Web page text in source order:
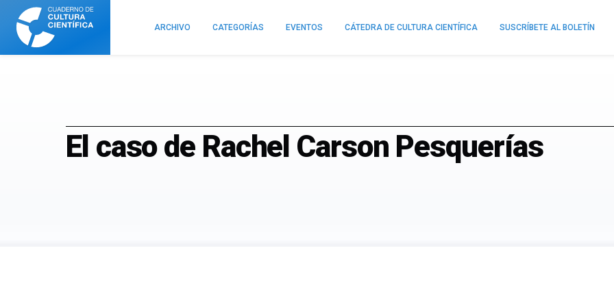
Cuaderno
Cultura
Científica
ARCHIVO CATEGORÍAS EVENTOS CÁTEDRA DE CULTURA CIENTÍFICA SUSCRÍBETE AL BOLETÍN
El caso de Rachel Carson Pesquerías